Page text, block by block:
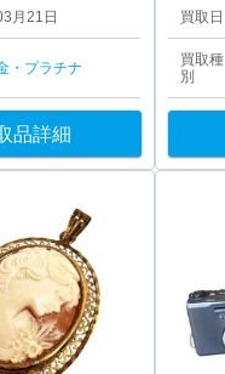
月21日
・プラチナ
品詳細
買取日
買取種
別